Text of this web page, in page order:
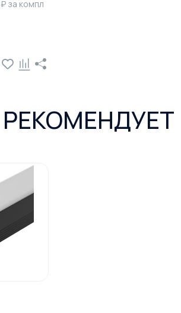
₽ за компл
РЕКОМЕНДУЕТ